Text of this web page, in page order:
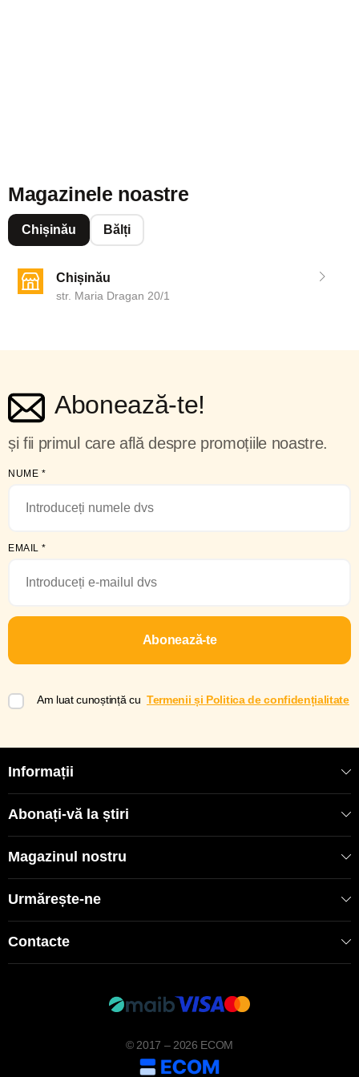
Magazinele noastre
Chișinău Bălți
Chișinău
str. Maria Dragan 20/1
Abonează-te!
și fii primul care află despre promoțiile noastre.
NUME *
EMAIL *
Abonează-te
Am luat cunoștință cu Termenii și Politica de confidențialitate
Informații
Abonați-vă la știri
Magazinul nostru
Urmărește-ne
Contacte
© 2017 – 2026 ECOM